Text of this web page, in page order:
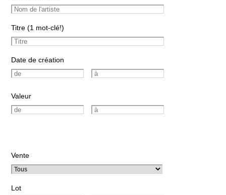
Titre (1 mot-clé!)
Date de création
Valeur
Vente
Lot